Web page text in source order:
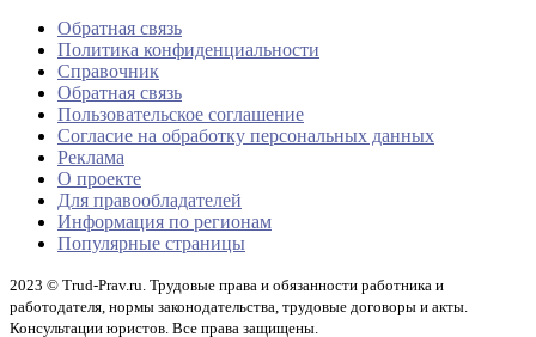
Обратная связь
Политика конфиденциальности
Справочник
Обратная связь
Пользовательское соглашение
Согласие на обработку персональных данных
Реклама
О проекте
Для правообладателей
Информация по регионам
Популярные страницы
2023 © Trud-Prav.ru. Трудовые права и обязанности работника и
работодателя, нормы законодательства, трудовые договоры и акты.
Консультации юристов. Все права защищены.